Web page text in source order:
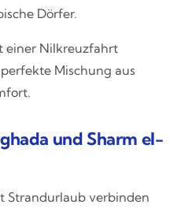
Dörfer.
einer Nilkreuzfahrt
Mischung aus
und Sharm el-
Strandurlaub verbinden